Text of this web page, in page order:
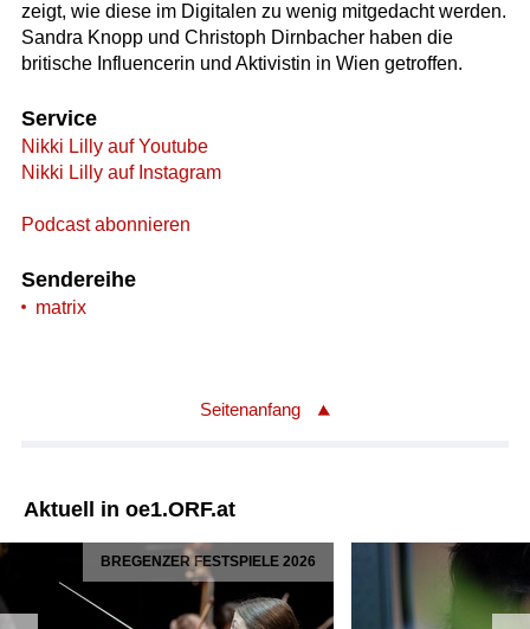
zeigt, wie diese im Digitalen zu wenig mitgedacht werden.
Sandra Knopp und Christoph Dirnbacher haben die
britische Influencerin und Aktivistin in Wien getroffen.
Service
Nikki Lilly auf Youtube
Nikki Lilly auf Instagram
Podcast abonnieren
Sendereihe
matrix
Seitenanfang
Aktuell in oe1.ORF.at
BREGENZER FESTSPIELE 2026